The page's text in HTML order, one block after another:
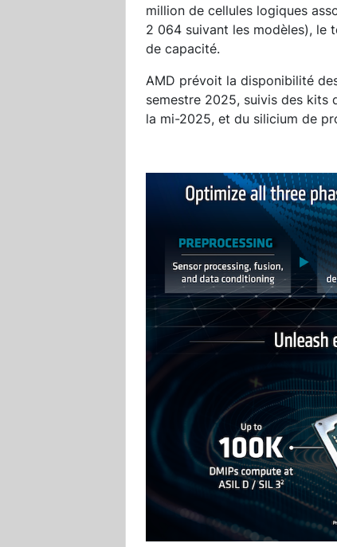
million de cellules logiques
2 064 suivant les modèles), le
de capacité.
AMD prévoit la disponibilité
semestre 2025, suivis des kits
la mi-2025, et du silicium de